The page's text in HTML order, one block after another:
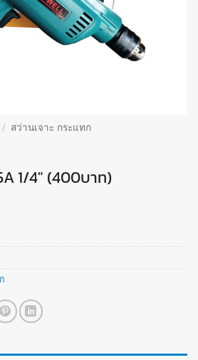
/ สว่านเจาะ กระแทก
1/4″ (400บาท)